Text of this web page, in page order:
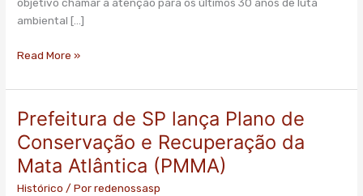
objetivo chamar a atenção para os últimos 30 anos de luta
ambiental […]
Read More »
Prefeitura de SP lança Plano de
Conservação e Recuperação da
Mata Atlântica (PMMA)
Histórico / Porredenossasp
Prefeitura
de
SP
lança
Plano